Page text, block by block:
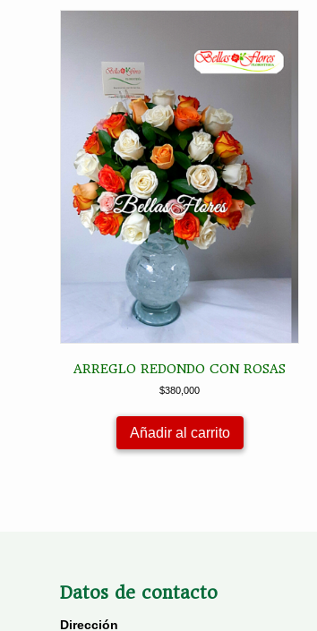
ARREGLO REDONDO CON ROSAS
$380,000
Añadir al carrito
Datos de contacto
Dirección